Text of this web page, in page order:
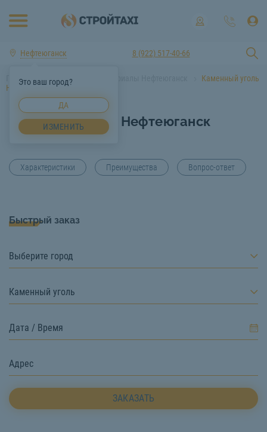
Нефтеюганск
Это ваш город?
ДА
ИЗМЕНИТЬ
8 (922) 517-40-66
Главная Строительные материалы Нефтеюганск
Каменный уголь
Нефтеюганск
Каменный уголь Нефтеюганск
Характеристики Преимущества Вопрос-ответ
Быстрый заказ
Выберите город
Каменный уголь
ЗАКАЗАТЬ